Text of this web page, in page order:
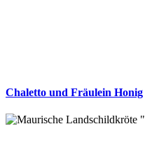
Chaletto und Fräulein Honig